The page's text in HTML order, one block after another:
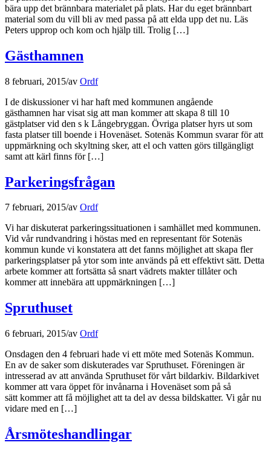
bära upp det brännbara materialet på plats. Har du eget brännbart
material som du vill bli av med passa på att elda upp det nu. Läs
Peters upprop och kom och hjälp till. Trolig […]
Gästhamnen
8 februari, 2015/av Ordf
I de diskussioner vi har haft med kommunen angående
gästhamnen har visat sig att man kommer att skapa 8 till 10
gästplatser vid den s k Långebryggan. Övriga platser hyrs ut som
fasta platser till boende i Hovenäset. Sotenäs Kommun svarar för att
uppmärkning och skyltning sker, att el och vatten görs tillgängligt
samt att kärl finns för […]
Parkeringsfrågan
7 februari, 2015/av Ordf
Vi har diskuterat parkeringssituationen i samhället med kommunen.
Vid vår rundvandring i höstas med en representant för Sotenäs
kommun kunde vi konstatera att det fanns möjlighet att skapa fler
parkeringsplatser på ytor som inte används på ett effektivt sätt. Detta
arbete kommer att fortsätta så snart vädrets makter tillåter och
kommer att innebära att uppmärkningen […]
Spruthuset
6 februari, 2015/av Ordf
Onsdagen den 4 februari hade vi ett möte med Sotenäs Kommun.
En av de saker som diskuterades var Spruthuset. Föreningen är
intresserad av att använda Spruthuset för vårt bildarkiv. Bildarkivet
kommer att vara öppet för invånarna i Hovenäset som på så
sätt kommer att få möjlighet att ta del av dessa bildskatter. Vi går nu
vidare med en […]
Årsmöteshandlingar